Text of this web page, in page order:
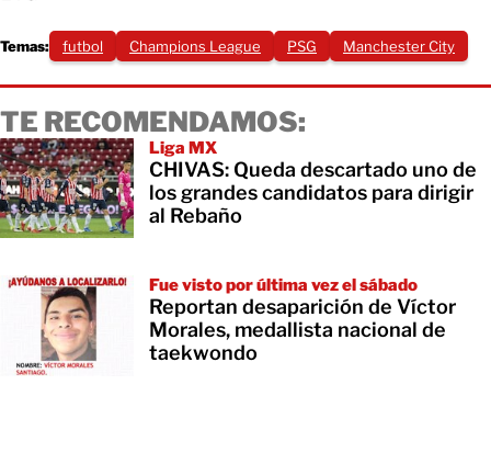
Temas: futbol Champions League PSG Manchester City
TE RECOMENDAMOS:
Liga MX
CHIVAS: Queda descartado uno de
los grandes candidatos para dirigir
al Rebaño
Fue visto por última vez el sábado
Reportan desaparición de Víctor
Morales, medallista nacional de
taekwondo